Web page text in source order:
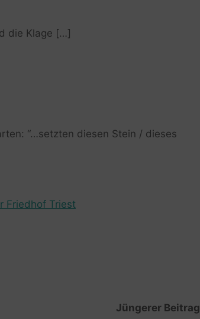
die Klage […]
“…setzten diesen Stein / dieses
Friedhof Triest
Jüngerer Beitrag